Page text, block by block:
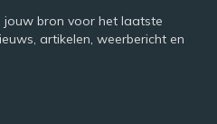
jouw bron voor het laatste
artikelen, weerbericht en